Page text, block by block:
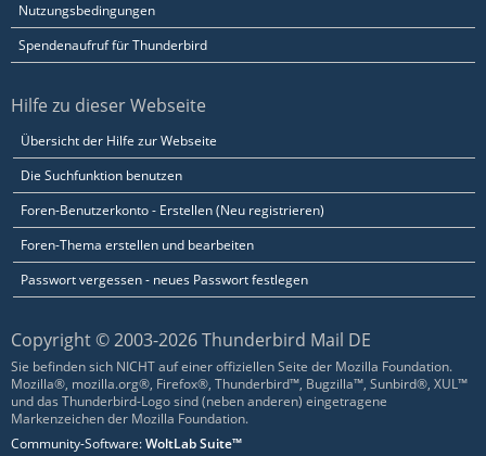
Nutzungsbedingungen
Spendenaufruf für Thunderbird
Hilfe zu dieser Webseite
Übersicht der Hilfe zur Webseite
Die Suchfunktion benutzen
Foren-Benutzerkonto - Erstellen (Neu registrieren)
Foren-Thema erstellen und bearbeiten
Passwort vergessen - neues Passwort festlegen
Copyright © 2003-2026 Thunderbird Mail DE
Sie befinden sich NICHT auf einer offiziellen Seite der Mozilla Foundation.
Mozilla®, mozilla.org®, Firefox®, Thunderbird™, Bugzilla™, Sunbird®, XUL™
und das Thunderbird-Logo sind (neben anderen) eingetragene
Markenzeichen der Mozilla Foundation.
Community-Software:WoltLab Suite™